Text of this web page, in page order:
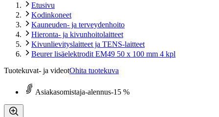
Etusivu
Kodinkoneet
Kauneuden- ja terveydenhoito
Hieronta- ja kivunhoitolaitteet
Kivunlievityslaitteet ja TENS-laitteet
Beurer lisäelektrodit EM49 50 x 100 mm 4 kpl
Tuotekuvat- ja videotOhita tuotekuva
Asiakasomistaja-alennus-15 %